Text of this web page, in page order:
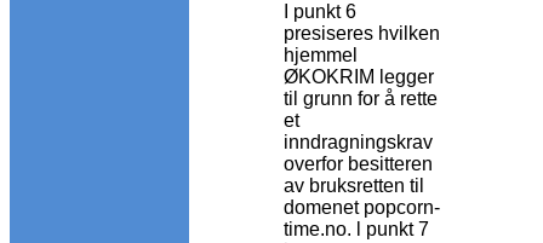
I punkt 6
presiseres hvilken
hjemmel
ØKOKRIM legger
til grunn for å rette
et
inndragningskrav
overfor besitteren
av bruksretten til
domenet popcorn-
time.no. l punkt 7